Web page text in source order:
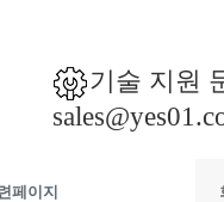
기술 지원
페이지